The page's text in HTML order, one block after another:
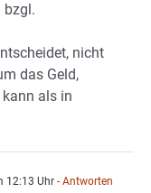
bzgl.
nicht
das Geld,
als in
12:13 Uhr - Antworten